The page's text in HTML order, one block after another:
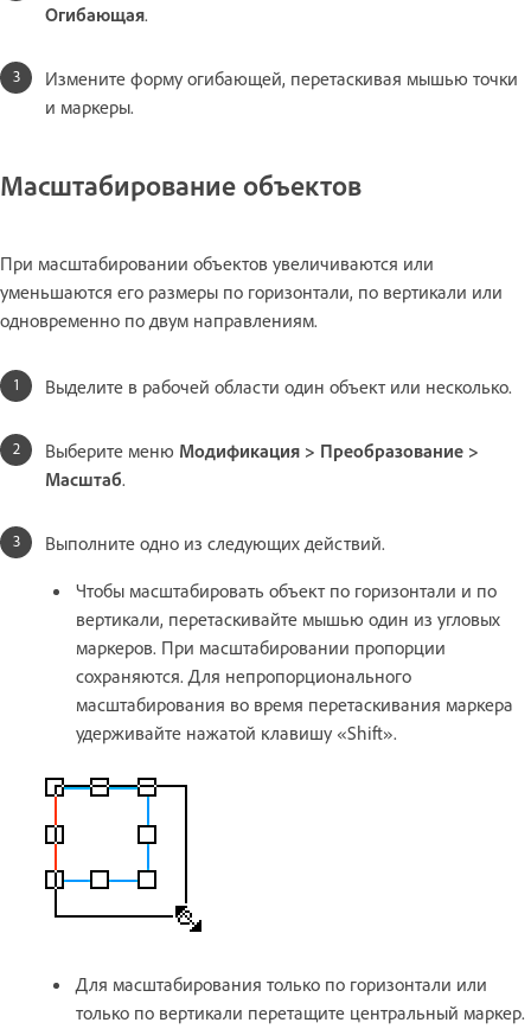
Огибающая.
Измените форму огибающей, перетаскивая мышью точки
и маркеры.
Масштабирование объектов
При масштабировании объектов увеличиваются или
уменьшаются его размеры по горизонтали, по вертикали или
одновременно по двум направлениям.
Выделите в рабочей области один объект или несколько.
Выберите меню Модификация > Преобразование >
Масштаб.
Выполните одно из следующих действий.
Чтобы масштабировать объект по горизонтали и по
вертикали, перетаскивайте мышью один из угловых
маркеров. При масштабировании пропорции
сохраняются. Для непропорционального
масштабирования во время перетаскивания маркера
удерживайте нажатой клавишу «Shift».
Для масштабирования только по горизонтали или
только по вертикали перетащите центральный маркер.